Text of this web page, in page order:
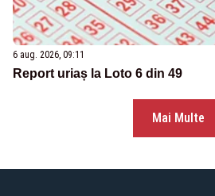
6 aug. 2026, 09:11
Report uriaș la Loto 6 din 49
Mai Multe